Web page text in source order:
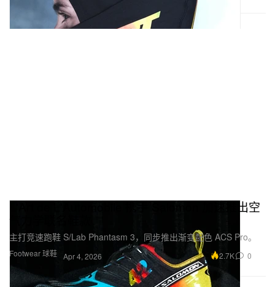
Footwear 球鞋
L'Art de L'Automobile 携手 Salomon 加速推出空
气力学联名鞋款
主打竞速跑鞋 S/Lab Phantasm 3，同步推出渐变配色 ACS Pro。
Apr 4, 2026 2.7K 0